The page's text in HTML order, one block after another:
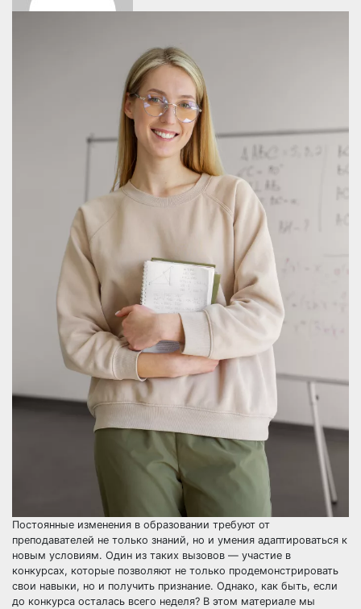
Постоянные изменения в образовании требуют от
преподавателей не только знаний, но и умения адаптироваться к
новым условиям. Один из таких вызовов — участие в
конкурсах, которые позволяют не только продемонстрировать
свои навыки, но и получить признание. Однако, как быть, если
до конкурса осталась всего неделя? В этом материале мы